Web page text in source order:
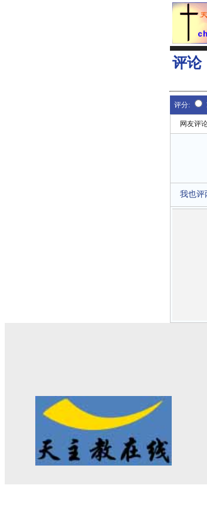
评论
评分:
网友评
我也评